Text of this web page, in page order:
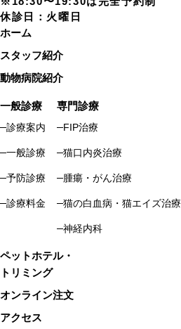
ホーム
スタッフ紹介
動物病院紹介
一般診療
診療案内
一般診療
予防診療
診療料金
専門診療
FIP治療
猫口内炎治療
腫瘍・がん治療
猫の白血病・猫エイズ治療
神経内科
ペットホテル・
トリミング
オンライン注文
アクセス
休診日：火曜日